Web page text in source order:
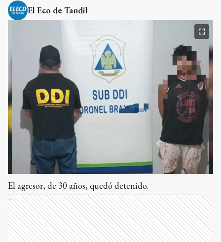
El Eco de Tandil
El agresor, de 30 años, quedó detenido.
Ads